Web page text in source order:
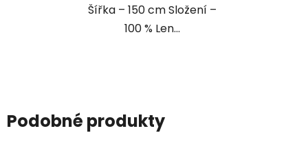
Šířka – 150 cm Složení –
100 % Len...
Podobné produkty